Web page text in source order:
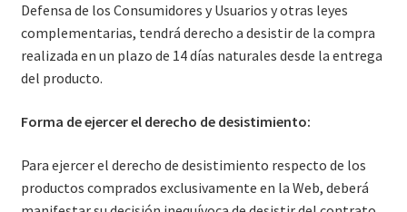
Defensa de los Consumidores y Usuarios y otras leyes
complementarias, tendrá derecho a desistir de la compra
realizada en un plazo de 14 días naturales desde la entrega
del producto.
Forma de ejercer el derecho de desistimiento:
Para ejercer el derecho de desistimiento respecto de los
productos comprados exclusivamente en la Web, deberá